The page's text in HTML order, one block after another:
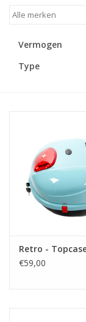
Blog
Vermogen
Type
Retro -
€59,00